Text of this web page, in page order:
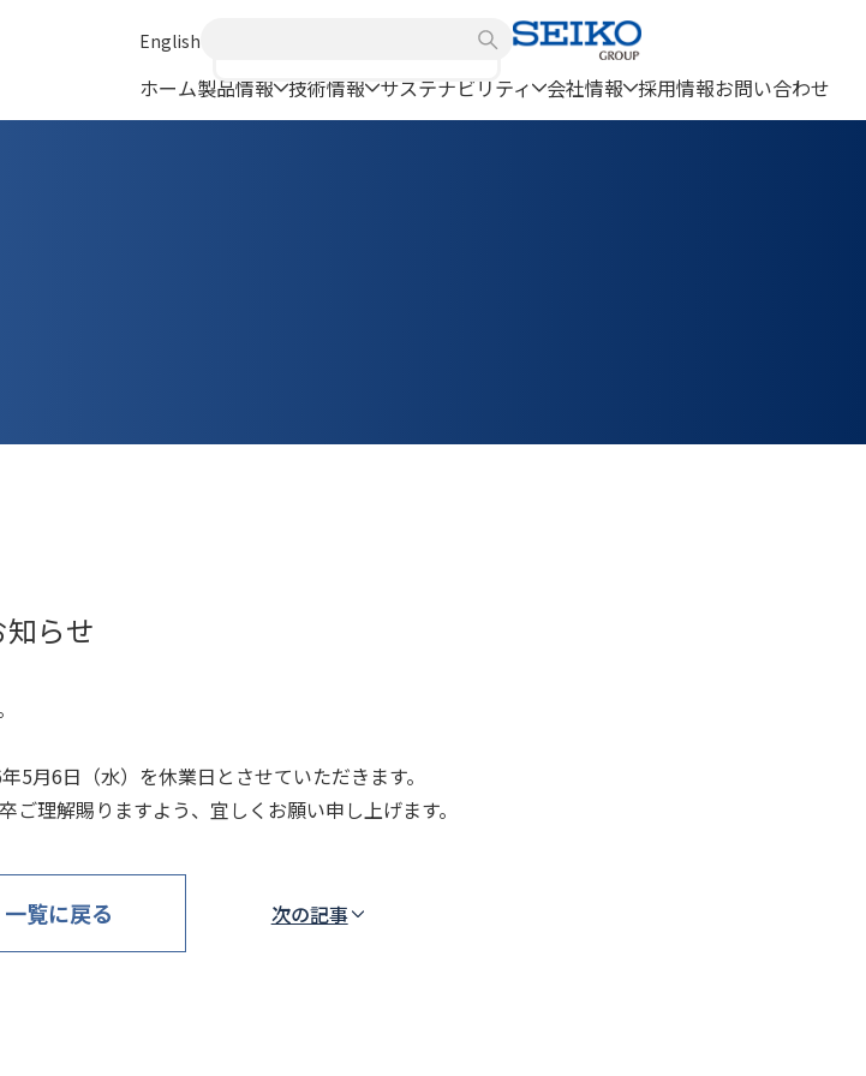
English
ホーム製品情報 技術情報 サステナビリティ 会社情報 採用情報お問い合わせ
らせ
月6日（水）を休業日とさせていただきます。
理解賜りますよう、宜しくお願い申し上げます。
一覧に戻る 次の記事